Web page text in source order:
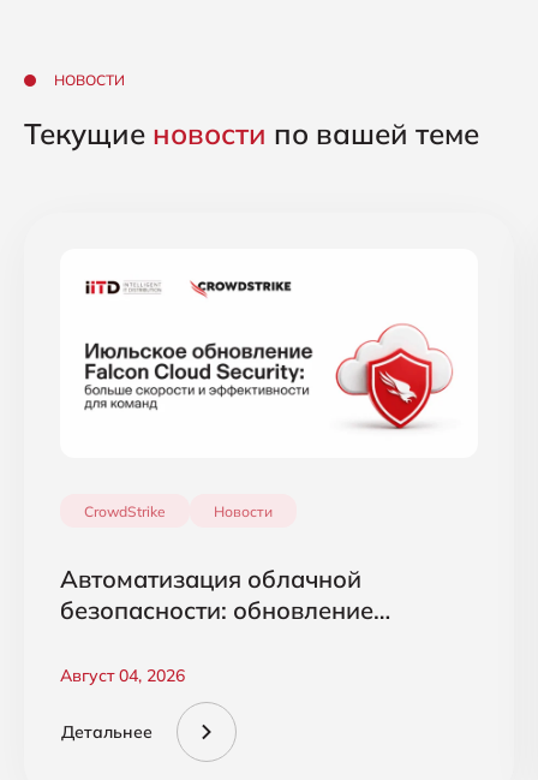
НОВОСТИ
Текущие новости по вашей теме
CrowdStrike Новости
Автоматизация облачной
безопасности: обновление
Август 04, 2026
Детальнее